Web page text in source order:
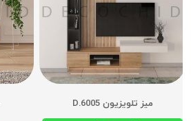
میز تلویزیون D.6005